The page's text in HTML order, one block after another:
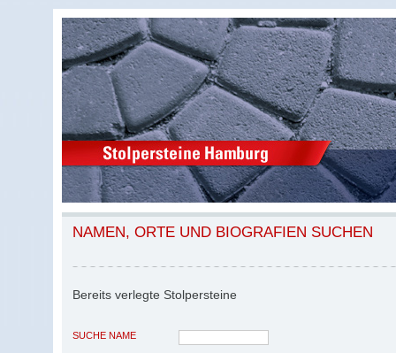
NAMEN, ORTE UND BIOGRAFIEN SUCHEN
Bereits verlegte Stolpersteine
SUCHE NAME